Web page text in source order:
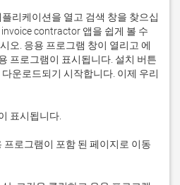
리케이션을 열고 검색 창을 찾으십
contractor 앱을 쉽게 볼 수
오. 응용 프로그램 창이 열리고 에
프로그램이 표시됩니다. 설치 버튼
운로드되기 시작합니다. 이제 우리